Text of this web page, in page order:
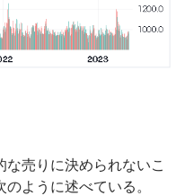
売りに決められないこ
ように述べている。